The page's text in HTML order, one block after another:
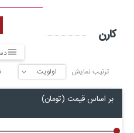
صفحه نخست
کارن
ترتیب نمایش ▼
بر اساس قیمت (تومان)